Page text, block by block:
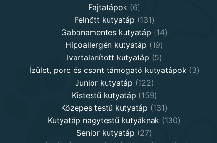
Fajtatápok 66
products
Felnőtt kutyatáp 131131
products
Gabonamentes kutyatáp 1414
Hipoallergén kutyatáp 1919
products
Ivartalanított kutyatáp 55
products
Ízület, porc és csont támogató kutyatápok 33
Junior kutyatáp 122122
products
Kistestű kutyatáp 159159
products
Közepes testű kutyatáp 131131
products
Kutyatáp nagytestű kutyáknak 130130
Senior kutyatáp 2727